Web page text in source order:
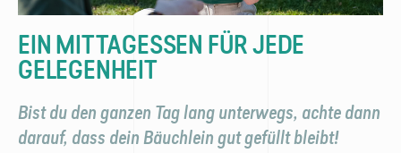
EIN MITTAG­ESSEN FÜR JEDE
GELEGENHEIT
Bist du den ganzen Tag lang unterwegs, achte dann
darauf, dass dein Bäuchlein gut gefüllt bleibt!